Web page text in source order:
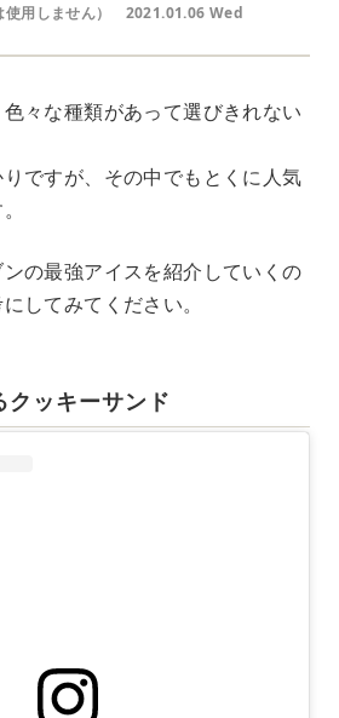
用しません） 2021.01.06 Wed
々な種類があって選びきれない
ですが、その中でもとくに人気
の最強アイスを紹介していくの
してみてください。
クッキーサンド